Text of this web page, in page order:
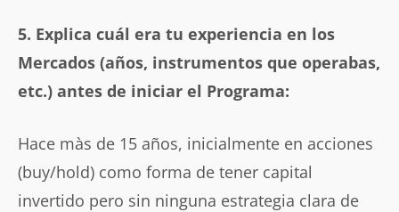
5. Explica cuál era tu experiencia en los
Mercados (años, instrumentos que operabas,
etc.) antes de iniciar el Programa:
Hace màs de 15 años, inicialmente en acciones
(buy/hold) como forma de tener capital
invertido pero sin ninguna estrategia clara de